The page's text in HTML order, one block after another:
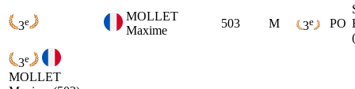
3e
MOLLET
Maxime
503 M 3e PO
3e
MOLLET